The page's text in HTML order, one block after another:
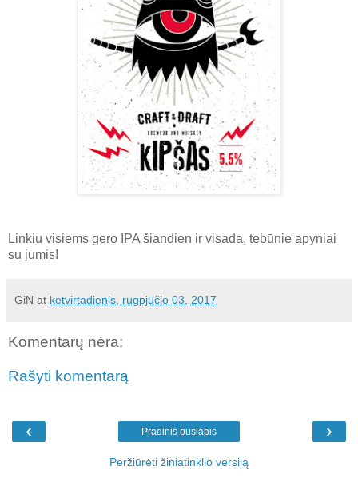
Linkiu visiems gero IPA šiandien ir visada, tebūnie apyniai
su jumis!
GiN at ketvirtadienis, rugpjūčio 03, 2017
Komentarų nėra:
Rašyti komentarą
‹ ›
Pradinis puslapis
Peržiūrėti žiniatinklio versiją